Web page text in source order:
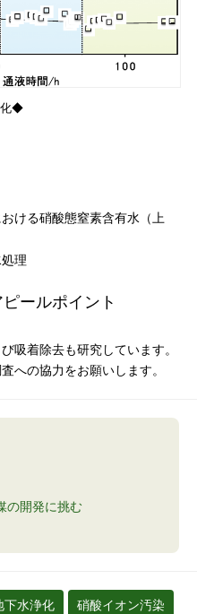
化◆
ける硝酸態窒素含有水（上
理
ールポイント
吸着除去も研究しています。
への協力をお願いします。
の開発に挑む
下水浄化 硝酸イオン汚染